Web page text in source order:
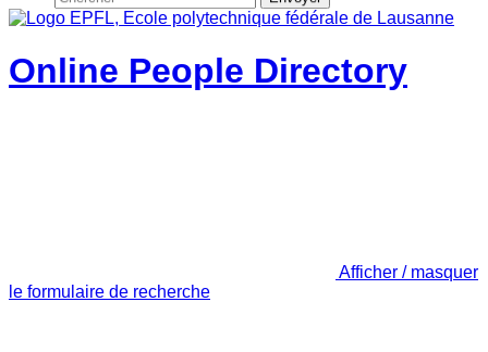
Online People Directory
Afficher / masquer
le formulaire de recherche